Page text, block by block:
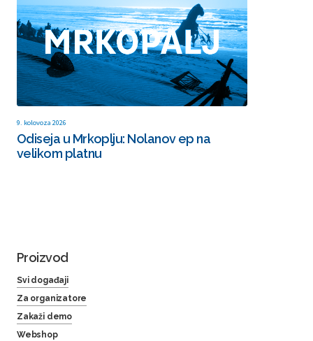
9. kolovoza 2026
Odiseja u Mrkoplju: Nolanov ep na
velikom platnu
Proizvod
Svi događaji
Za organizatore
Zakaži demo
Webshop